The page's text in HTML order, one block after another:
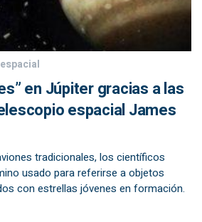
en Júpiter gracias a las
espacial James
tradicionales, los científicos
usado para referirse a objetos
con estrellas jóvenes en formación.